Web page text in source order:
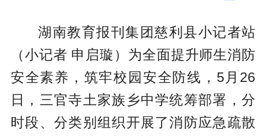
湖南教育报刊集团慈利县小记者站
（小记者 申启璇）为全面提升师生消防
安全素养，筑牢校园安全防线，5月26
日，三官寺土家族乡中学统筹部署，分
时段、分类别组织开展了消防应急疏散